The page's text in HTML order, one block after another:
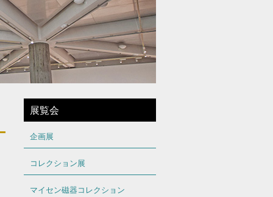
展覧会
企画展
コレクション展
マイセン磁器コレクション